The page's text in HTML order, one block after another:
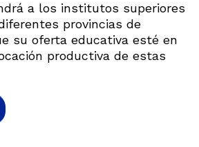
a los institutos superiores
provincias de
su oferta educativa esté en
productiva de estas